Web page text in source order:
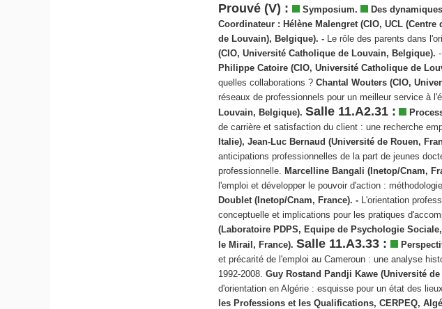
Prouvé (V) :
Symposium.
Des
Coordinateur : Hélène Malengret (CIO, UCL
de Louvain), Belgique).- Le rôle des parents dans
(CIO, Université Catholique de Louvain, Belgique).
Philippe Catoire (CIO, Université Catholique de
quelles collaborations ?Chantal Wouters (CIO,
réseaux de professionnels pour un meilleur service à
Louvain, Belgique).Salle 11.A2.31 :
de carrière et satisfaction du client : une recherche
Italie), Jean-Luc Bernaud (Université de Rouen,
anticipations professionnelles de la part de jeunes
professionnelle.
Marcelline Bangali (Inetop/Cnam,
l'emploi et développer le pouvoir d'action :
Doublet (Inetop/Cnam, France). -
L'orientation
conceptuelle et implications pour les pratiques
(Laboratoire PDPS, Equipe de Psychologie
le Mirail, France). Salle 11.A3.33 :
et précarité de l'emploi au Cameroun : une analyse
1992-2008.Guy Rostand Pandji Kawe (Université
d'orientation en Algérie : esquisse pour un état des
les Professions et les Qualifications, CERPEQ,